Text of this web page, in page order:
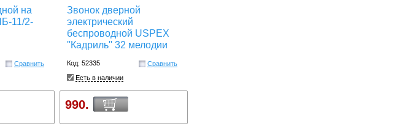
на
11/2-
Сравнить
Звонок дверной
электрический
беспроводной USPEX
''Кадриль'' 32 мелодии
Код: 52335
Сравнить
Есть в наличии
990.